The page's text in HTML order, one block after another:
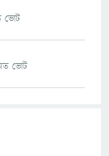
ভোট
ভোট